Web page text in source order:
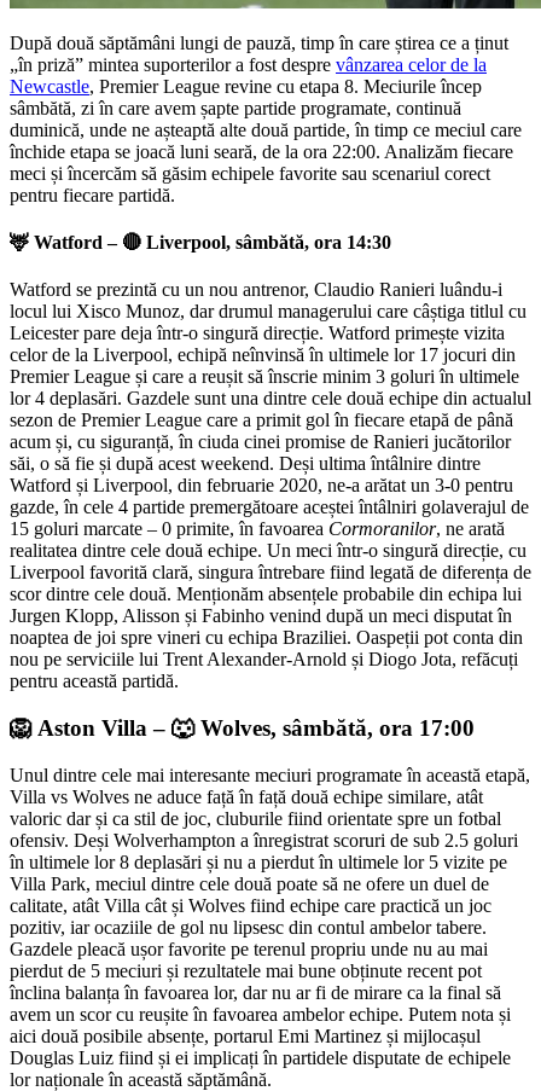
După două săptămâni lungi de pauză, timp în care știrea ce a ținut
„în priză” mintea suporterilor a fost despre vânzarea celor de la
Newcastle, Premier League revine cu etapa 8. Meciurile încep
sâmbătă, zi în care avem șapte partide programate, continuă
duminică, unde ne așteaptă alte două partide, în timp ce meciul care
închide etapa se joacă luni seară, de la ora 22:00. Analizăm fiecare
meci și încercăm să găsim echipele favorite sau scenariul corect
pentru fiecare partidă.
🦌 Watford – 🔴 Liverpool, sâmbătă, ora 14:30
Watford se prezintă cu un nou antrenor, Claudio Ranieri luându-i
locul lui Xisco Munoz, dar drumul managerului care câștiga titlul cu
Leicester pare deja într-o singură direcție. Watford primește vizita
celor de la Liverpool, echipă neînvinsă în ultimele lor 17 jocuri din
Premier League și care a reușit să înscrie minim 3 goluri în ultimele
lor 4 deplasări. Gazdele sunt una dintre cele două echipe din actualul
sezon de Premier League care a primit gol în fiecare etapă de până
acum și, cu siguranță, în ciuda cinei promise de Ranieri jucătorilor
săi, o să fie și după acest weekend. Deși ultima întâlnire dintre
Watford și Liverpool, din februarie 2020, ne-a arătat un 3-0 pentru
gazde, în cele 4 partide premergătoare aceștei întâlniri golaverajul de
15 goluri marcate – 0 primite, în favoarea Cormoranilor, ne arată
realitatea dintre cele două echipe. Un meci într-o singură direcție, cu
Liverpool favorită clară, singura întrebare fiind legată de diferența de
scor dintre cele două. Menționăm absențele probabile din echipa lui
Jurgen Klopp, Alisson și Fabinho venind după un meci disputat în
noaptea de joi spre vineri cu echipa Braziliei. Oaspeții pot conta din
nou pe serviciile lui Trent Alexander-Arnold și Diogo Jota, refăcuți
pentru această partidă.
🦁 Aston Villa – 🐺 Wolves, sâmbătă, ora 17:00
Unul dintre cele mai interesante meciuri programate în această etapă,
Villa vs Wolves ne aduce față în față două echipe similare, atât
valoric dar și ca stil de joc, cluburile fiind orientate spre un fotbal
ofensiv. Deși Wolverhampton a înregistrat scoruri de sub 2.5 goluri
în ultimele lor 8 deplasări și nu a pierdut în ultimele lor 5 vizite pe
Villa Park, meciul dintre cele două poate să ne ofere un duel de
calitate, atât Villa cât și Wolves fiind echipe care practică un joc
pozitiv, iar ocaziile de gol nu lipsesc din contul ambelor tabere.
Gazdele pleacă ușor favorite pe terenul propriu unde nu au mai
pierdut de 5 meciuri și rezultatele mai bune obținute recent pot
înclina balanța în favoarea lor, dar nu ar fi de mirare ca la final să
avem un scor cu reușite în favoarea ambelor echipe. Putem nota și
aici două posibile absențe, portarul Emi Martinez și mijlocașul
Douglas Luiz fiind și ei implicați în partidele disputate de echipele
lor naționale în această săptămână.